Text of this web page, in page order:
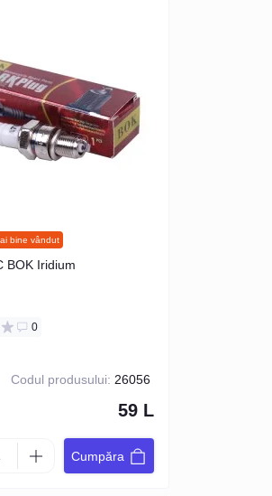
bine vândut
BOK Iridium
0
Codul produsului: 26056
59 L
Cumpăra